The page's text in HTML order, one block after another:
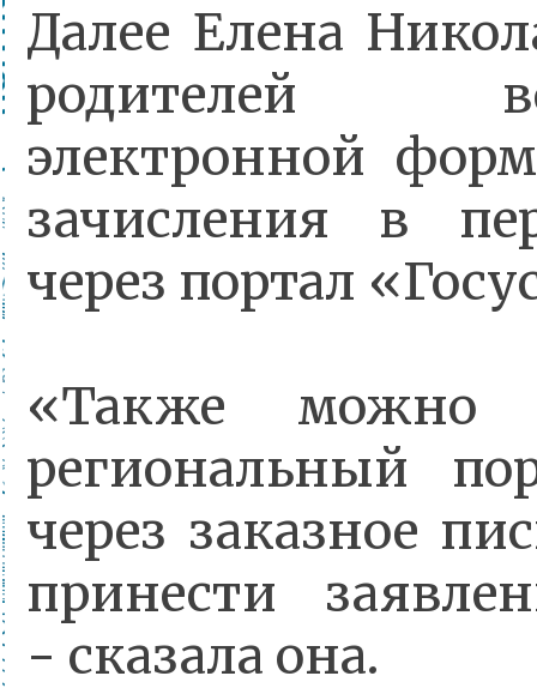
Далее Елена
родителей
электронной
зачисления в
через портал
«Также можно
региональный
через заказное
принести
- сказала она.